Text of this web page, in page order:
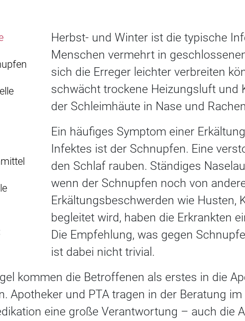
Herbst- und Winter ist die typische
Menschen vermehrt in
sich die Erreger leichter verbreiten
schwächt trockene Heizungsluft und
der Schleimhäute in Nase und
Ein häufiges Symptom einer
Infektes ist der Schnupfen. Eine
den Schlaf rauben. Ständiges
wenn der Schnupfen noch von
Erkältungsbeschwerden wie Husten,
begleitet wird, haben die Erkrankten
Die Empfehlung, was gegen
ist dabei nicht trivial.
kommen die Betroffenen als erstes in die
Apotheker und PTA tragen in der Beratung
eine große Verantwortung – auch die